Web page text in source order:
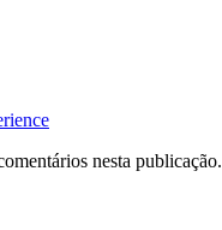
nesta publicação.